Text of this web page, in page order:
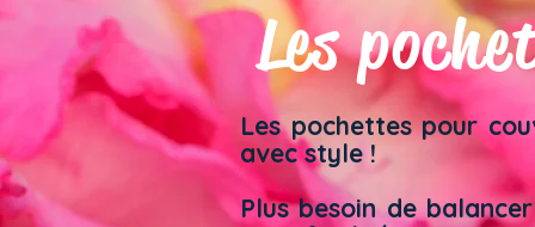
Les
Les pochettes pour
avec style !​​
Plus besoin de